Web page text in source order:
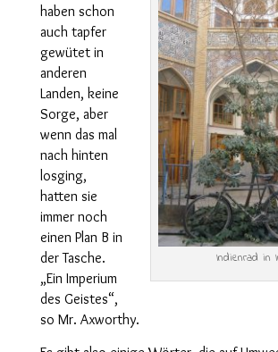
Indienrad in
haben schon
auch tapfer
gewütet in
anderen
Landen, keine
Sorge, aber
wenn das mal
nach hinten
losging,
hatten sie
immer noch
einen Plan B in
der Tasche.
„Ein Imperium
des Geistes“,
so Mr. Axworthy.